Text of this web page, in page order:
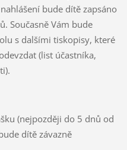
bude dítě zapsáno
Současně Vám bude
s dalšími tiskopisy, které
(list účastníka,
(nejpozději do 5 dnů od
dítě závazně